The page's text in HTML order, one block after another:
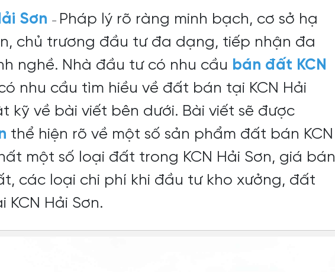
Sơn – Pháp lý rõ ràng minh bạch, cơ sở hạ
chủ trương đầu tư đa dạng, tiếp nhận đa
nghề. Nhà đầu tư có nhu cầu bán đất KCN
nhu cầu tìm hiều về đất bán tại KCN Hải
kỹ về bài viết bên dưới. Bài viết sẽ được
thể hiện rõ về một số sản phẩm đất bán KCN
một số loại đất trong KCN Hải Sơn, giá bán
các loại chi phí khi đầu tư kho xưởng, đất
Hải Sơn.